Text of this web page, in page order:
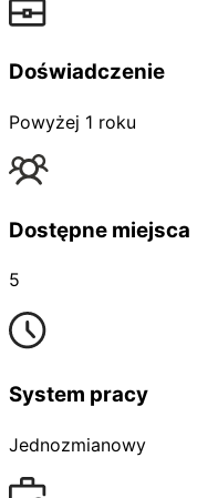
Doświadczenie
Powyżej 1 roku
Dostępne miejsca
5
System pracy
Jednozmianowy